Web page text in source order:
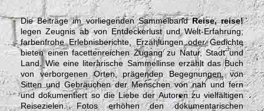
Die Beiträge im vorliegenden SammelbandReise, reise!
legen Zeugnis ab von Entdeckerlust und Welt-Erfahrung;
farbenfrohe Erlebnisberichte, Erzählungen oder Gedichte
bieten einen facettenreichen Zugang zu Natur, Stadt und
Land. Wie eine literarische Sammellinse erzählt das Buch
von verborgenen Orten, prägenden Begegnungen, von
Sitten und Gebräuchen der Menschen von nah und fern
und dokumentiert so die Liebe der Autoren zu vielfältigen
Reisezielen. Fotos erhöhen den dokumentarischen